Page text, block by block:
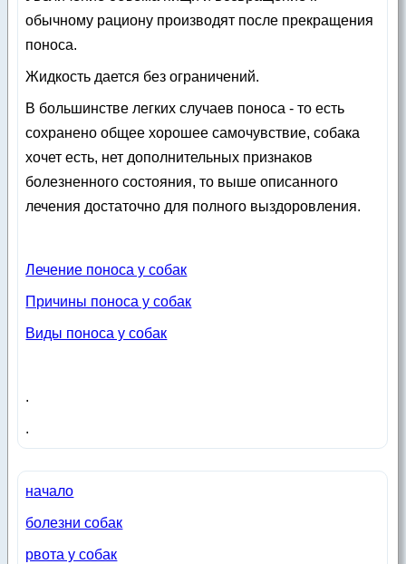
обычному рациону производят после прекращения
поноса.
Жидкость дается без ограничений.
В большинстве легких случаев поноса - то есть
сохранено общее хорошее самочувствие, собака
хочет есть, нет дополнительных признаков
болезненного состояния, то выше описанного
лечения достаточно для полного выздоровления.
Лечение поноса у собак
Причины поноса у собак
Виды поноса у собак
.
.
начало
болезни собак
рвота у собак